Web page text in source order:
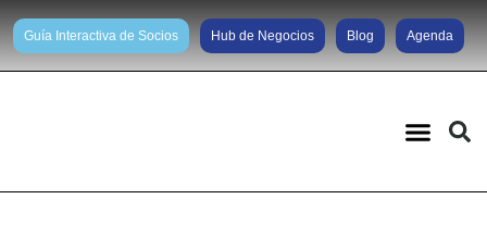
Guía Interactiva de Socios Hub de Negocios Blog Agenda